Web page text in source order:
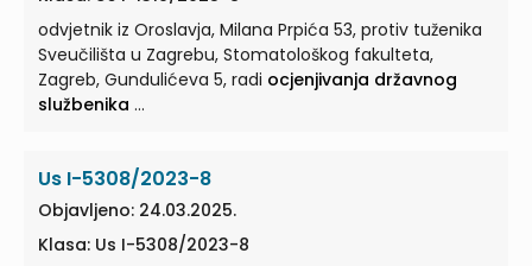
odvjetnik iz Oroslavja, Milana Prpića 53, protiv tuženika
Sveučilišta u Zagrebu, Stomatološkog fakulteta,
Zagreb, Gundulićeva 5, radi ocjenjivanja državnog
službenika ...
Us I-5308/2023-8
Objavljeno: 24.03.2025.
Klasa: Us I-5308/2023-8